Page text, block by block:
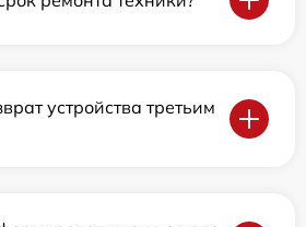
устройства третьим